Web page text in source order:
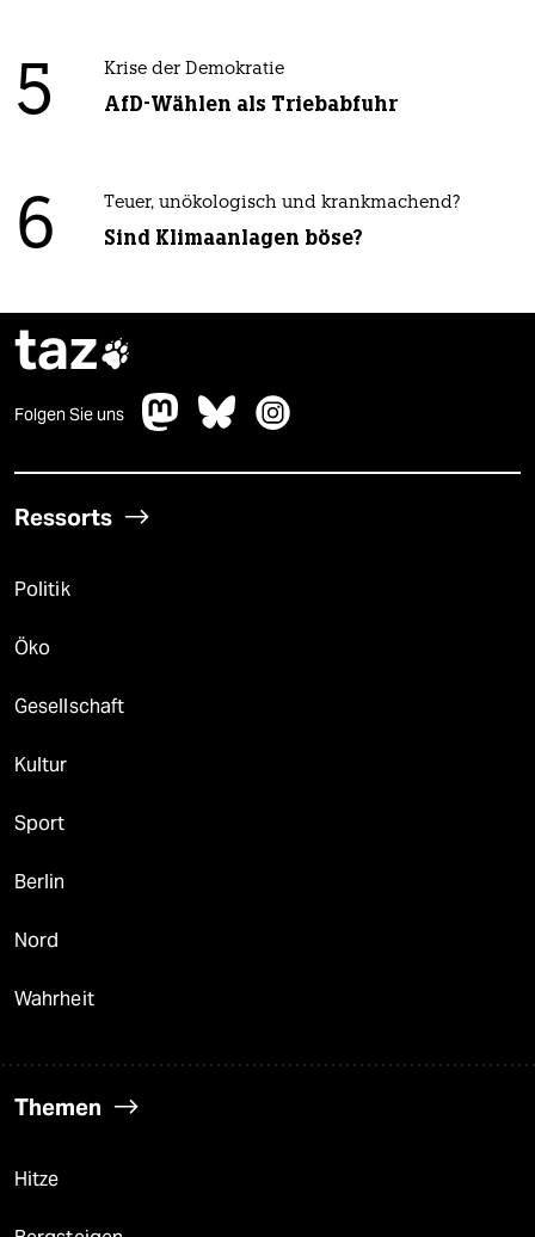
5 Krise der Demokratie
AfD-Wählen als Triebabfuhr
6 Teuer, unökologisch und krankmachend?
Sind Klimaanlagen böse?
taz
Folgen Sie uns
Ressorts
Politik
Öko
Gesellschaft
Kultur
Sport
Berlin
Nord
Wahrheit
Themen
Hitze